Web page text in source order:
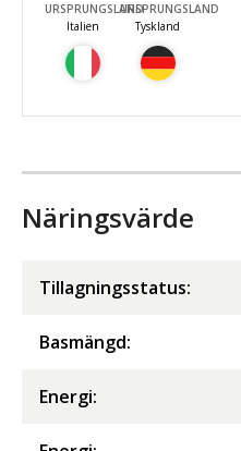
URSPRUNGSLAND
Italien
URSPRUNGSLAND
Tyskland
Näringsvärde
Tillagningsstatus:
Basmängd:
Energi: